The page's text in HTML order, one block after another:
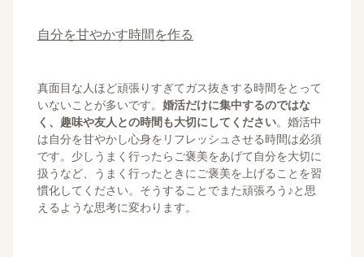
自分を甘やかす時間を作る
真面目な人ほど頑張りすぎてガス抜きする時間をとって
いないことが多いです。 婚活だけに集中するのではな
く、趣味や友人との時間も大切にしてください。婚活中
は自分を甘やかし心身をリフレッシュさせる時間は必須
です。少しうまく行ったらご褒美をあげて自分を大切に
扱うなど、うまく行ったときにご褒美を上げることを習
慣化してください。そうすることでまた頑張ろう♪と思
えるような思考に変わります。